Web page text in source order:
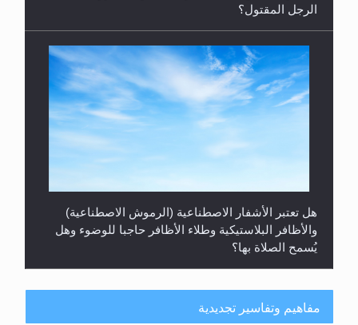
الرجل المقتول؟
هل تعتبر الأشفار الاصطناعية (الرموش الاصطناعية)
والأظافر البلاستيكية وطلاء الأظافر حاجبا للوضوء وهل
يُسمح الصلاة بها؟
مفاهيم وتفاسير تجديدية